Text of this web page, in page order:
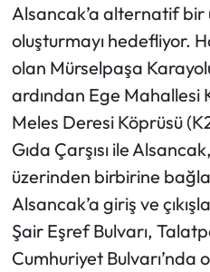
Alsancak’a alternatif bir
oluşturmayı hedefliyor.
olan Mürselpaşa
ardından Ege Mahallesi
Meles Deresi Köprüsü
Gıda Çarşısı ile
üzerinden birbirine
Alsancak’a giriş ve
Şair Eşref Bulvarı,
Cumhuriyet Bulvarı’nda